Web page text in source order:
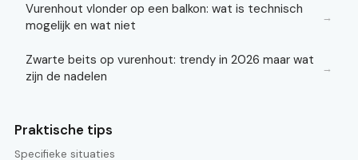
Vurenhout vlonder op een balkon: wat is technisch
mogelijk en wat niet
→
Zwarte beits op vurenhout: trendy in 2026 maar wat
zijn de nadelen
→
Praktische tips
Specifieke situaties